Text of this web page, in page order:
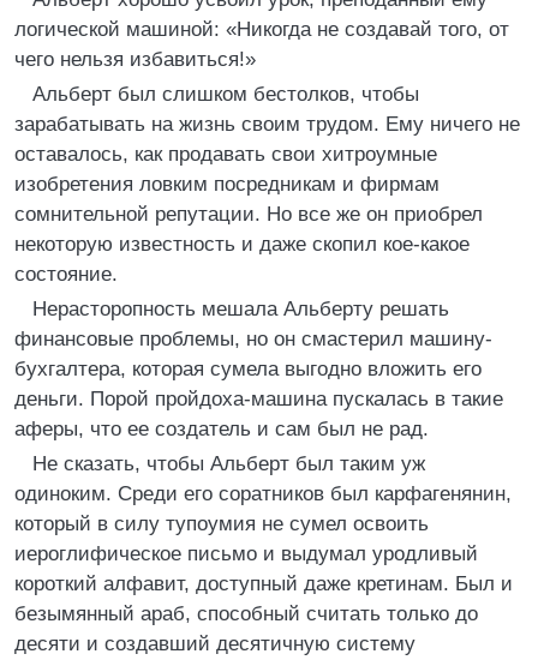
логической машиной: «Никогда не создавай того, от
чего нельзя избавиться!»
Альберт был слишком бестолков, чтобы
зарабатывать на жизнь своим трудом. Ему ничего не
оставалось, как продавать свои хитроумные
изобретения ловким посредникам и фирмам
сомнительной репутации. Но все же он приобрел
некоторую известность и даже скопил кое-какое
состояние.
Нерасторопность мешала Альберту решать
финансовые проблемы, но он смастерил машину-
бухгалтера, которая сумела выгодно вложить его
деньги. Порой пройдоха-машина пускалась в такие
аферы, что ее создатель и сам был не рад.
Не сказать, чтобы Альберт был таким уж
одиноким. Среди его соратников был карфагенянин,
который в силу тупоумия не сумел освоить
иероглифическое письмо и выдумал уродливый
короткий алфавит, доступный даже кретинам. Был и
безымянный араб, способный считать только до
десяти и создавший десятичную систему